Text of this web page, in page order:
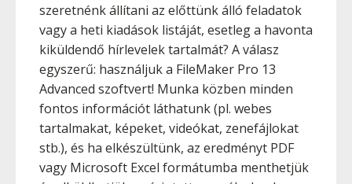
szeretnénk állítani az előttünk álló feladatok
vagy a heti kiadások listáját, esetleg a havonta
kiküldendő hírlevelek tartalmát? A válasz
egyszerű: használjuk a FileMaker Pro 13
Advanced szoftvert! Munka közben minden
fontos információt láthatunk (pl. webes
tartalmakat, képeket, videókat, zenefájlokat
stb.), és ha elkészültünk, az eredményt PDF
vagy Microsoft Excel formátumba menthetjük